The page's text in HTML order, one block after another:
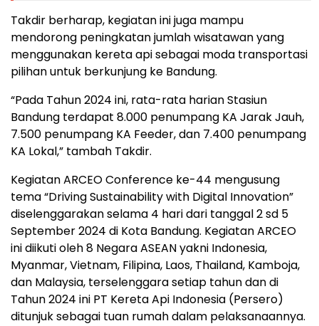
Takdir berharap, kegiatan ini juga mampu
mendorong peningkatan jumlah wisatawan yang
menggunakan kereta api sebagai moda transportasi
pilihan untuk berkunjung ke Bandung.
“Pada Tahun 2024 ini, rata-rata harian Stasiun
Bandung terdapat 8.000 penumpang KA Jarak Jauh,
7.500 penumpang KA Feeder, dan 7.400 penumpang
KA Lokal,” tambah Takdir.
Kegiatan ARCEO Conference ke-44 mengusung
tema “Driving Sustainability with Digital Innovation”
diselenggarakan selama 4 hari dari tanggal 2 sd 5
September 2024 di Kota Bandung. Kegiatan ARCEO
ini diikuti oleh 8 Negara ASEAN yakni Indonesia,
Myanmar, Vietnam, Filipina, Laos, Thailand, Kamboja,
dan Malaysia, terselenggara setiap tahun dan di
Tahun 2024 ini PT Kereta Api Indonesia (Persero)
ditunjuk sebagai tuan rumah dalam pelaksanaannya.